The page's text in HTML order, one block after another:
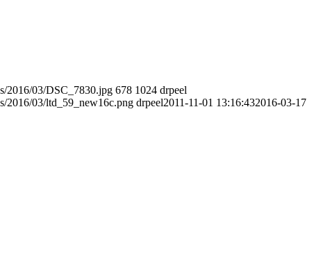
2016/03/DSC_7830.jpg 678 1024 drpeel
2016/03/ltd_59_new16c.png drpeel2011-11-01 13:16:432016-03-17